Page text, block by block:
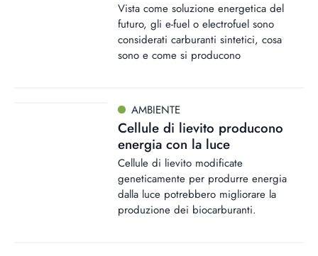
Vista come soluzione energetica del
futuro, gli e-fuel o electrofuel sono
considerati carburanti sintetici, cosa
sono e come si producono
AMBIENTE
Cellule di lievito producono
energia con la luce
Cellule di lievito modificate
geneticamente per produrre energia
dalla luce potrebbero migliorare la
produzione dei biocarburanti.